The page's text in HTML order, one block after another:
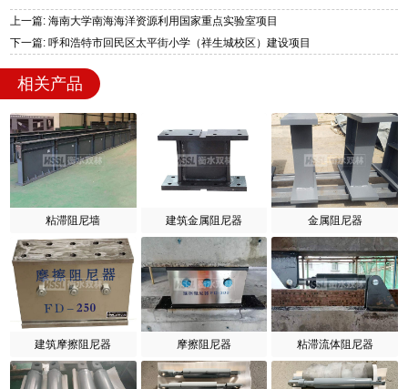
上一篇: 海南大学南海海洋资源利用国家重点实验室项目
下一篇: 呼和浩特市回民区太平街小学（祥生城校区）建设项目
相关产品
粘滞阻尼墙 建筑金属阻尼器 金属阻尼器
建筑摩擦阻尼器 摩擦阻尼器 粘滞流体阻尼器